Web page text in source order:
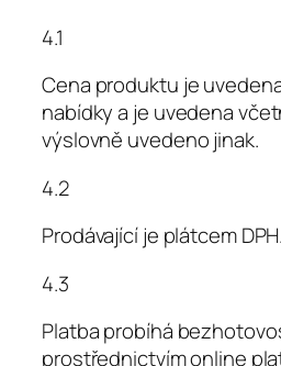
4.1
Cena produktu je
nabídky a je uvedena
výslovně uvedeno jinak.
4.2
Prodávající je plátcem DPH.
4.3
Platba probíhá
prostřednictvím online